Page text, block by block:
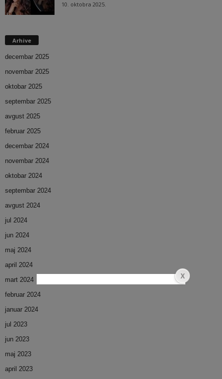
10. oktobra 2025.
Arhive
decembar 2025
novembar 2025
oktobar 2025
septembar 2025
avgust 2025
februar 2025
decembar 2024
novembar 2024
oktobar 2024
septembar 2024
avgust 2024
jul 2024
jun 2024
maj 2024
april 2024
mart 2024
februar 2024
januar 2024
jul 2023
jun 2023
maj 2023
april 2023